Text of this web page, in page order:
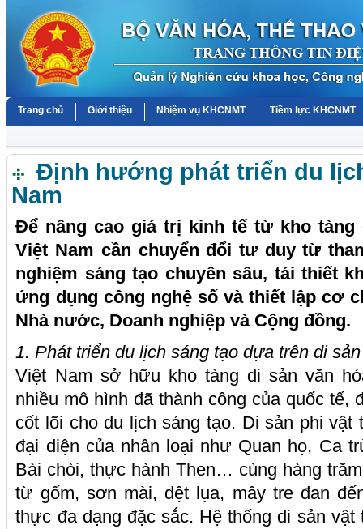
Trang chủ Giới thiệu Nhiệm vụ KHCNMT Tiềm lực KHCNMT
Định hướng phát triển du
Nam
Để nâng cao giá trị kinh tế từ kho tàng
Việt Nam cần chuyển đổi tư duy từ
nghiệm sáng tạo chuyên sâu, tái thiết
ứng dụng công nghệ số và thiết lập cơ
Nhà nước, Doanh nghiệp và Cộng đồng.
1. Phát triển du lịch sáng tạo dựa trên di
Việt Nam sở hữu kho tàng di sản văn
nhiều mô hình đã thành công của quốc tế,
cốt lõi cho du lịch sáng tạo. Di sản phi vật
đại diện của nhân loại như Quan họ, Ca
Bài chòi, thực hành Then… cùng hàng
từ gốm, sơn mài, dệt lụa, mây tre đan
thực đa dạng đặc sắc. Hệ thống di sản